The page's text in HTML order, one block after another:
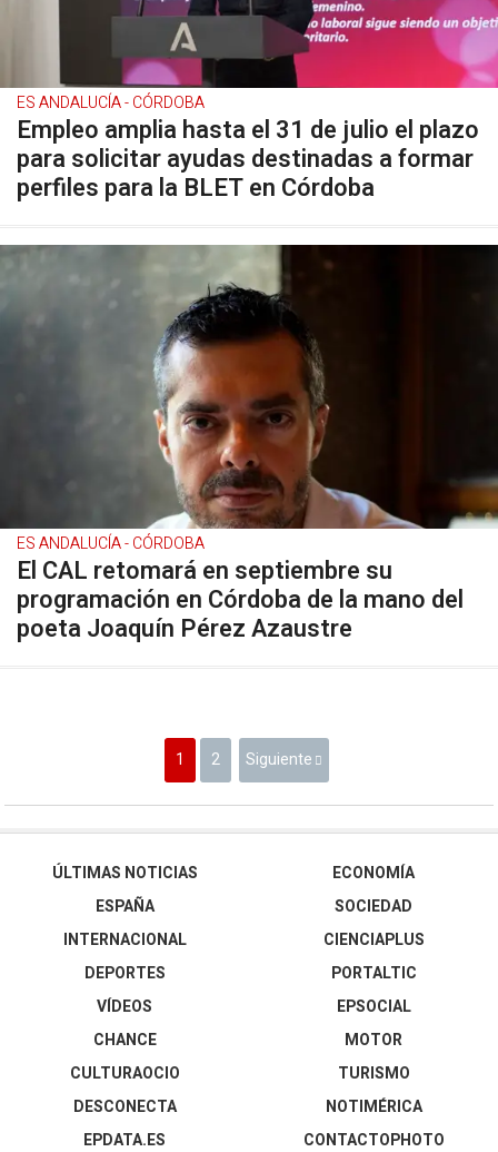
ES ANDALUCÍA - CÓRDOBA
Empleo amplia hasta el 31 de julio el plazo
para solicitar ayudas destinadas a formar
perfiles para la BLET en Córdoba
ES ANDALUCÍA - CÓRDOBA
El CAL retomará en septiembre su
programación en Córdoba de la mano del
poeta Joaquín Pérez Azaustre
1 2 Siguiente
ÚLTIMAS NOTICIAS
ESPAÑA
INTERNACIONAL
DEPORTES
VÍDEOS
ECONOMÍA
SOCIEDAD
CIENCIAPLUS
PORTALTIC
EPSOCIAL
CHANCE
CULTURAOCIO
DESCONECTA
EPDATA.ES
MOTOR
TURISMO
NOTIMÉRICA
CONTACTOPHOTO